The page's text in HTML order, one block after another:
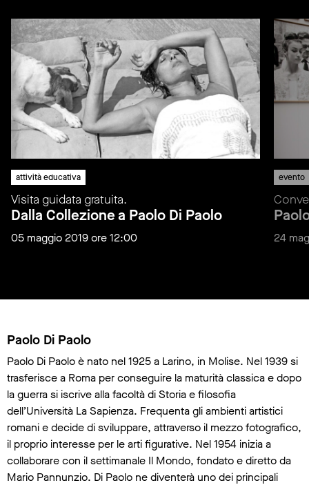
attività educativa
Visita guidata gratuita.
Dalla Collezione a Paolo Di Paolo
05 maggio 2019 ore 12:00
evento
24
Scheda biografica
Paolo Di Paolo
Paolo Di Paolo è nato nel 1925 a Larino, in Molise. Nel 1939 si
trasferisce a Roma per conseguire la maturità classica e dopo
la guerra si iscrive alla facoltà di Storia e filosofia
dell’Università La Sapienza. Frequenta gli ambienti artistici
romani e decide di sviluppare, attraverso il mezzo fotografico,
il proprio interesse per le arti figurative. Nel 1954 inizia a
collaborare con il settimanale Il Mondo, fondato e diretto da
Mario Pannunzio. Di Paolo ne diventerà uno dei principali